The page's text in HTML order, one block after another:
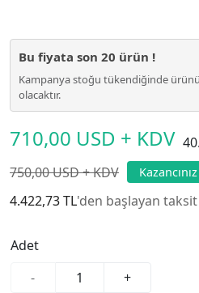
710,00 USD + KDV
750,00 USD + KDV
Bu fiyata son 20 ürün !
Kampanya stoğu tükendiğinde
olacaktır.
4.422,73 TL'den başlayan
Adet
-
+